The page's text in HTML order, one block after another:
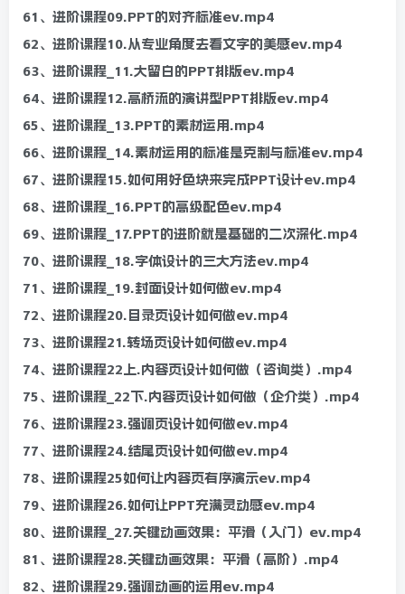
61、进阶课程09.PPT的对齐标准ev.mp4
62、进阶课程10.从专业角度去看文字的美感ev.mp4
63、进阶课程_11.大留白的PPT排版ev.mp4
64、进阶课程12.高桥流的演讲型PPT排版ev.mp4
65、进阶课程_13.PPT的素材运用.mp4
66、进阶课程_14.素材运用的标准是克制与标准ev.mp4
67、进阶课程15.如何用好色块来完成PPT设计ev.mp4
68、进阶课程_16.PPT的高级配色ev.mp4
69、进阶课程_17.PPT的进阶就是基础的二次深化.mp4
70、进阶课程_18.字体设计的三大方法ev.mp4
71、进阶课程_19.封面设计如何做ev.mp4
72、进阶课程20.目录页设计如何做ev.mp4
73、进阶课程21.转场页设计如何做ev.mp4
74、进阶课程22上.内容页设计如何做（咨询类）.mp4
75、进阶课程_22下.内容页设计如何做（企介类）.mp4
76、进阶课程23.强调页设计如何做ev.mp4
77、进阶课程24.结尾页设计如何做ev.mp4
78、进阶课程25如何让内容页有序演示ev.mp4
79、进阶课程26.如何让PPT充满灵动感ev.mp4
80、进阶课程_27.关键动画效果：平滑（入门）ev.mp4
81、进阶课程28.关键动画效果：平滑（高阶）.mp4
82、进阶课程29.强调动画的运用ev.mp4